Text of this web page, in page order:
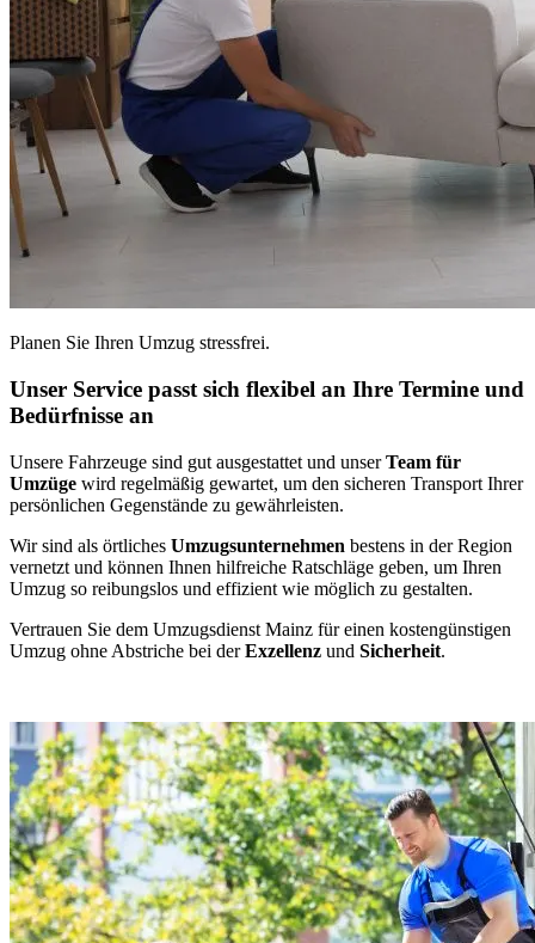
Planen Sie Ihren Umzug stressfrei.
Unser Service passt sich flexibel an Ihre Termine und
Bedürfnisse an
Unsere Fahrzeuge sind gut ausgestattet und unserTeam für
Umzüge wird regelmäßig gewartet, um den sicheren Transport Ihrer
persönlichen Gegenstände zu gewährleisten.
Wir sind als örtliches Umzugsunternehmen bestens in der Region
vernetzt und können Ihnen hilfreiche Ratschläge geben, um Ihren
Umzug so reibungslos und effizient wie möglich zu gestalten.
Vertrauen Sie dem Umzugsdienst Mainz für einen kostengünstigen
Umzug ohne Abstriche bei derExzellenz und Sicherheit.